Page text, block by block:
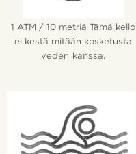
1 ATM / 10 metriä Tämä kello
ei kestä mitään kosketusta
veden kanssa.